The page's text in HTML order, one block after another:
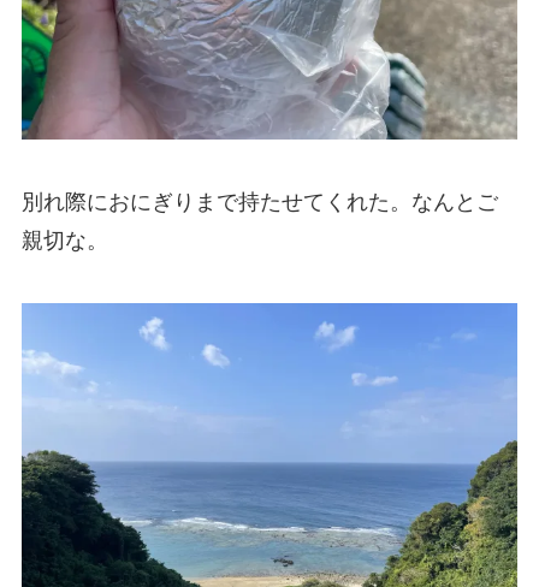
別れ際におにぎりまで持たせてくれた。なんとご
親切な。